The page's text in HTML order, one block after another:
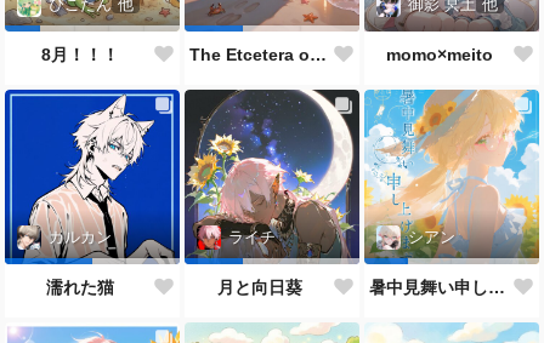
ぴこたん 他
8月！！！ The Etcetera of the Sea and Crabs
御影 冥土 他
momo×meito
カルカン
濡れた猫
ライチ
月と向日葵
シアン
暑中見舞い申し上げます🌻